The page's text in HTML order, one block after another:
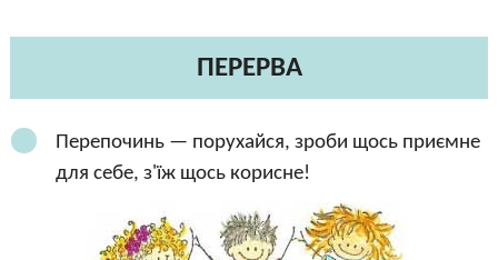
ПЕРЕРВА
Перепочинь — порухайся, зроби щось приємне
для себе, з'їж щось корисне!